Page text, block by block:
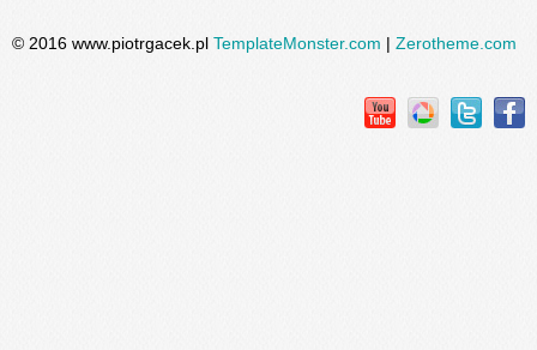
© 2016 www.piotrgacek.pl TemplateMonster.com | Zerotheme.com